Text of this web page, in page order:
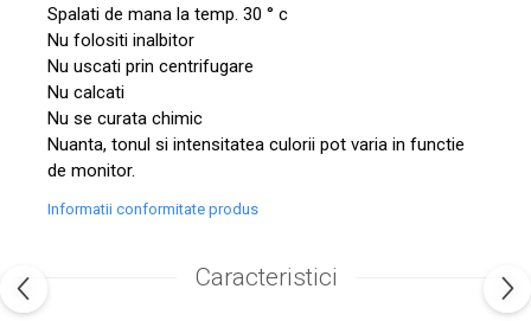
Spalati de mana la temp. 30 ° c
Nu folositi inalbitor
Nu uscati prin centrifugare
Nu calcati
Nu se curata chimic
Nuanta, tonul si intensitatea culorii pot varia in functie
de monitor.
Informatii conformitate produs
Caracteristici